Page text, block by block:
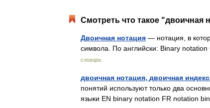
Смотреть что такое "двоичная
Двоичная нотация — нотация, в
символа. По английски: Binary
словарь
двоичная нотация, двоичная
понятий используют только два
языки EN binary notation FR notation